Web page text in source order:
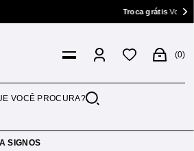
Troca grátisVocê tem 7
0
SIGNOS